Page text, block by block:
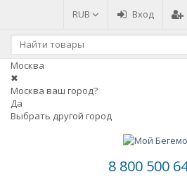
RUB Вход
Москва
✖
Москва ваш город?
Да
Выбрать другой город
8 800 500